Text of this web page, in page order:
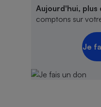
Aujourd'hui, plus
comptons sur
Je